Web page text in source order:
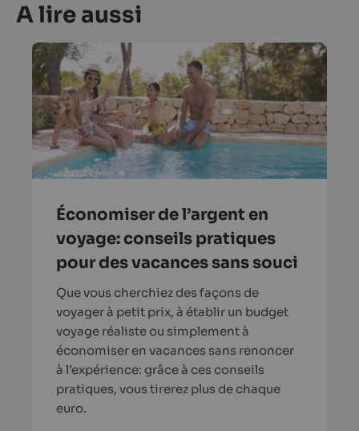
A lire aussi
Économiser de l’argent en
voyage: conseils pratiques
pour des vacances sans souci
Que vous cherchiez des façons de
voyager à petit prix, à établir un budget
voyage réaliste ou simplement à
économiser en vacances sans renoncer
à l’expérience: grâce à ces conseils
pratiques, vous tirerez plus de chaque
euro.